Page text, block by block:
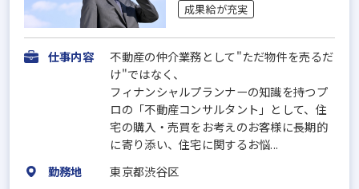
成果給が充実
仕事内容
不動産の仲介業務として"ただ物件を売るだ
け"ではなく、
フィナンシャルプランナーの知識を持つプ
ロの「不動産コンサルタント」として、住
宅の購入・売買をお考えのお客様に長期的
に寄り添い、住宅に関するお悩...
勤務地
東京都渋谷区